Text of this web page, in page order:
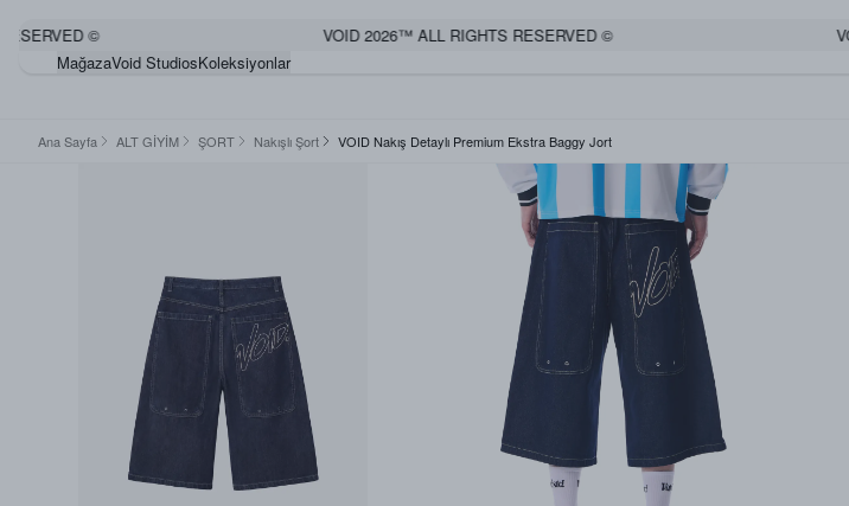
© VOID 2026™ ALL RIGHTS RESERVED ©
MağazaVoid StudiosKoleksiyonlar
Ana Sayfa ALT GİYİM ŞORT Nakışlı Şort VOID Nakış Detaylı Premium Ekstra Baggy Jort